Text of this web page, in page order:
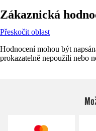
Zákaznická
Přeskočit oblast
Hodnocení mohou být
prokazatelně nepoužili nebo